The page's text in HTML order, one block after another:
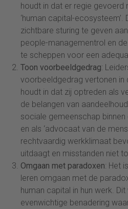
houdt in dat er regie
‘human capital-
zichtbare sturing te geven
people-managementrol en
te scheppen voor een
Toon voorbeeldgedrag:
voorbeeldgedrag vertonen in
houdt in dat zij optreden als
de belangen van
sociale gemeenschap
en als ‘advocaat van de
rechtvaardig werkklimaat
uitdaagt en misstanden niet
Omgaan met paradoxen: Het
leren omgaan met de
human capital in hun werk.
evenwichtige benadering